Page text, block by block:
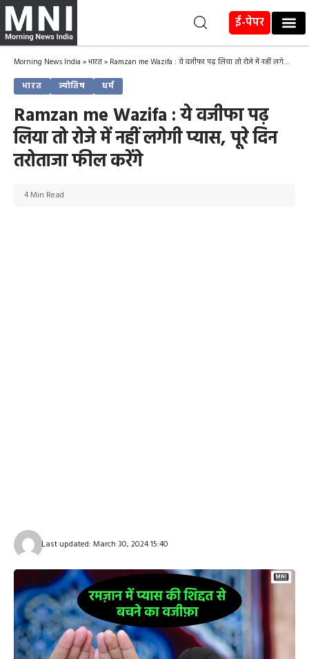
ई-पेपर
Morning News India »भारत» Ramzan me Wazifa : ये वजीफा पढ़ लिया तो रोजे में नहीं लगेगी प्यास, पूरे दिन तरोताजा फील करेंगे
भारत ज्योतिष धर्म
Ramzan me Wazifa : ये वजीफा पढ़
लिया तो रोजे में नहीं लगेगी प्यास, पूरे दिन
तरोताजा फील करेंगे
Last updated: March 30, 2024 15:40
4 Min Read